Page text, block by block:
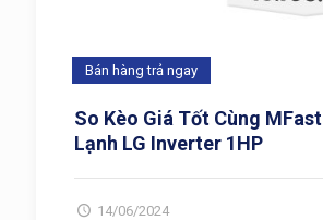
Bán hàng trả ngay
So Kèo Giá Tốt Cùng
Lạnh LG Inverter 1HP
14/06/2024